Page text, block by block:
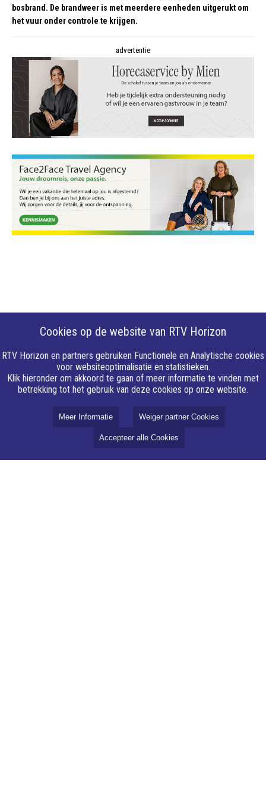
bosbrand. De brandweer is met meerdere eenheden uitgerukt om
het vuur onder controle te krijgen.
advertentie
Cookies op de website van RTV Horizon
RTV Horizon en partners gebruiken Functionele en Analytische cookies
voor websiteoptimalisatie en statistieken.
Klik hieronder om akkoord te gaan of meer informatie te vinden met
betrekking tot het gebruik van deze cookies op onze website.
Meer Informatie Weiger partner Cookies
Accepteer alle Cookies